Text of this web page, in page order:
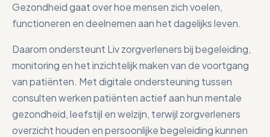
Gezondheid gaat over hoe mensen zich voelen,
functioneren en deelnemen aan het dagelijks leven.
Daarom ondersteunt Liv zorgverleners bij begeleiding,
monitoring en het inzichtelijk maken van de voortgang
van patiënten. Met digitale ondersteuning tussen
consulten werken patiënten actief aan hun mentale
gezondheid, leefstijl en welzijn, terwijl zorgverleners
overzicht houden en persoonlijke begeleiding kunnen